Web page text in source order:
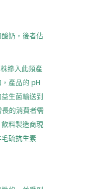
奶，後者佔
摻入此類產
產品的 pH
生菌輸送到
的消費者需
料製造商現
硫抗生素